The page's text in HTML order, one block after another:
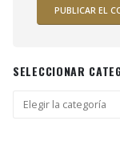
SELECCIONAR
Seleccionar
categoría